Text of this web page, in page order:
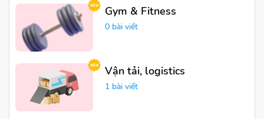
Gym & Fitness
0 bài viết
Vận tải, logistics
1 bài viết